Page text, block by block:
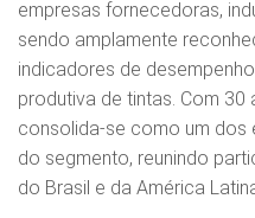
empresas fornecedoras,
sendo amplamente
indicadores de
produtiva de tintas. Com
consolida‑se como um
do segmento, reunindo
do Brasil e da América